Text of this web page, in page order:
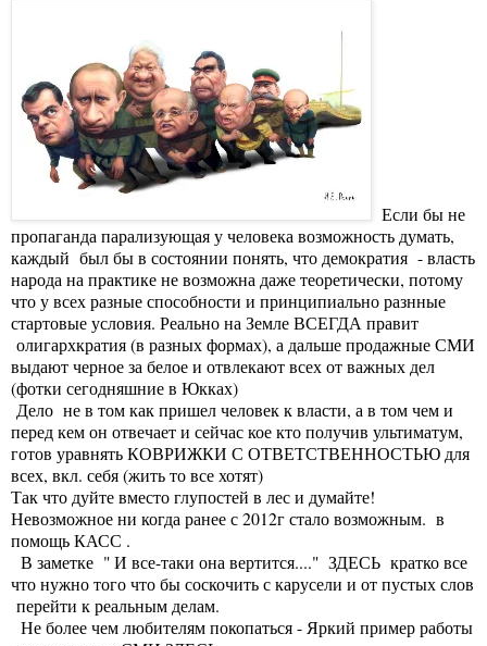
Если бы не
пропаганда парализующая у человека возможность думать,
каждый был бы в состоянии понять, что демократия - власть
народа на практике не возможна даже теоретически, потому
что у всех разные способности и принципиально разнные
стартовые условия. Реально на Земле ВСЕГДА правит
олигархкратия (в разных формах), а дальше продажные СМИ
выдают черное за белое и отвлекают всех от важных дел
(фотки сегодняшние в Юкках)
Дело не в том как пришел человек к власти, а в том чем и
перед кем он отвечает и сейчас кое кто получив ультиматум,
готов уравнять КОВРИЖКИ С ОТВЕТСТВЕННОСТЬЮ для
всех, вкл. себя (жить то все хотят)
Так что дуйте вместо глупостей в лес и думайте!
Невозможное ни когда ранее с 2012г стало возможным. в
помощь КАСС .
В заметке " И все-таки она вертится...." ЗДЕСЬ кратко все
что нужно того что бы соскочить с карусели и от пустых слов
перейти к реальным делам.
Не более чем любителям покопаться - Яркий пример работы